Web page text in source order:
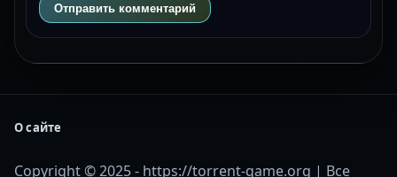
Отправить комментарий
О сайте
Copyright © 2025 - https://torrent-game.org | Все